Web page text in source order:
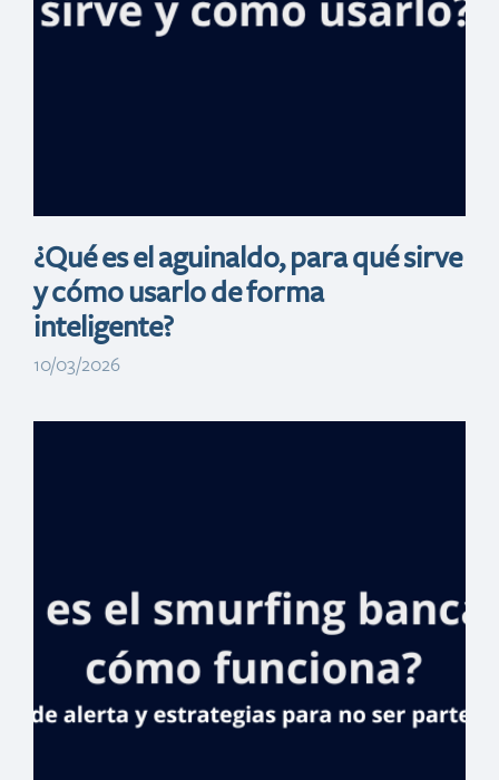
inmobiliaria
¿Qué es el aguinaldo, para qué sirve
y cómo usarlo de forma
inteligente?
10/03/2026
financiamiento
en Feria
inmobiliaria